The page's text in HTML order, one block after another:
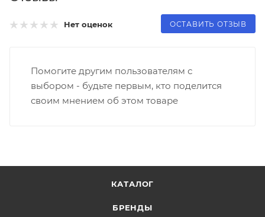
Нет оценок ОСТАВИТЬ ОТЗЫВ
Помогите другим пользователям с
выбором - будьте первым, кто поделится
своим мнением об этом товаре
КАТАЛОГ
БРЕНДЫ